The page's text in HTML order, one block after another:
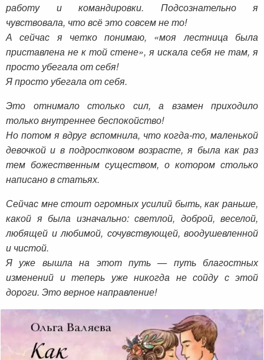
работу и командировки. Подсознательно я
чувствовала, что всё это совсем не то!
А сейчас я четко понимаю, «моя лестница была
приставлена не к той стене», я искала себя не там, я
просто убегала от себя!
Я просто убегала от себя.
Это отнимало столько сил, а взамен приходило
только внутреннее беспокойство!
Но потом я вдруг вспомнила, что когда-то, маленькой
девочкой и в подростковом возрасте, я была как раз
тем божественным существом, о котором столько
написано в статьях.
Сейчас мне стоит огромных усилий быть, как раньше,
какой я была изначально: светлой, доброй, веселой,
любящей и любимой, сочувствующей, воодушевленной
и чистой.
Я уже вышла на этот путь — путь благостных
изменений и теперь уже никогда не сойду с этой
дороги. Это верное направление!